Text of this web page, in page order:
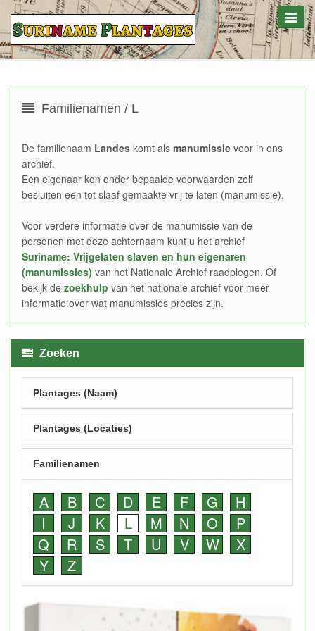
Toggle
Familienamen / L
De familienaam Landes komt als manumissie voor in ons
archief.
Een eigenaar kon onder bepaalde voorwaarden zelf
besluiten een tot slaaf gemaakte vrij te laten (manumissie).
Voor verdere informatie over de manumissie van de
personen met deze achternaam kunt u het archief
Suriname: Vrijgelaten slaven en hun eigenaren
(manumissies) van het Nationale Archief raadplegen. Of
bekijk de zoekhulp van het nationale archief voor meer
informatie over wat manumissies precies zijn.
Zoeken
Plantages (Naam)
Plantages (Locaties)
Familienamen
A B C D E F G
H
I
J K L M N O
P
Q
R S T U V W
X
Y
Z